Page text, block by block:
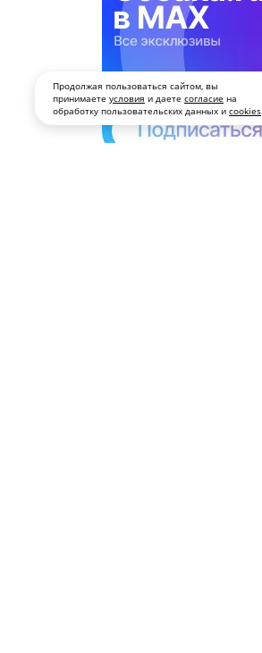
Продолжая пользоваться сайтом, вы
принимаете условия и даете согласие на
обработку пользовательских данных и cookies